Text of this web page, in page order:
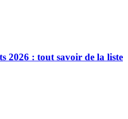
2026 : tout savoir de la liste